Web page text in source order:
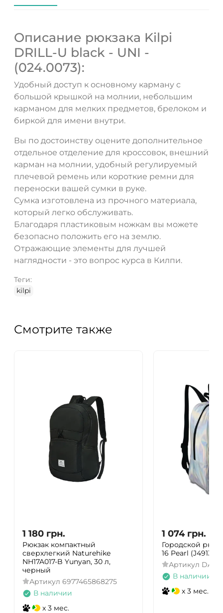
Описание рюкзака Kilpi
DRILL-U black - UNI -
(024.0073):
Удобный доступ к основному карману с
большой крышкой на молнии, небольшим
карманом для мелких предметов, брелоком и
биркой для имени внутри.
Вы по достоинству оцените дополнительное
отдельное отделение для кроссовок, внешний
карман на молнии, удобный регулируемый
плечевой ремень или короткие ремни для
переноски вашей сумки в руке.
Сумка изготовлена из прочного материала,
который легко обслуживать.
Благодаря пластиковым ножкам вы можете
безопасно положить его на землю.
Отражающие элементы для лучшей
наглядности - это вопрос курса в Килпи.
Теги:
kilpi
Смотрите также
1 180 грн.
Рюкзак компактный
сверхлегкий Naturehike
NH17A017-B Yunyan, 30 л,
черный
Артикул 6977465868275
В наличии
x 3 мес.
1 074 грн.
Городской
16 Pearl (J4913-1)
Артикул
В наличии
x 3 мес.
ДА НЕТ